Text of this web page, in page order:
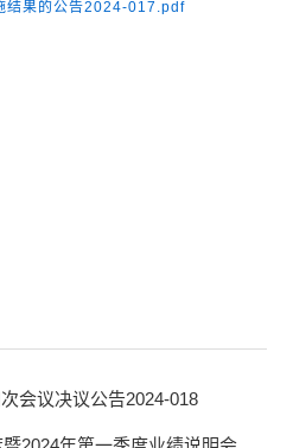
结果的公告2024-017.pdf
会议决议公告2024-018